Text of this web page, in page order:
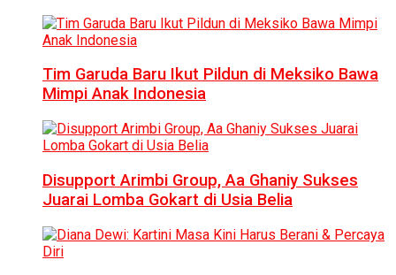
Tim Garuda Baru Ikut Pildun di Meksiko Bawa
Mimpi Anak Indonesia
Disupport Arimbi Group, Aa Ghaniy Sukses
Juarai Lomba Gokart di Usia Belia